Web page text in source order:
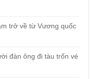
trở về từ Vương quốc
đàn ông đi tàu trốn vé